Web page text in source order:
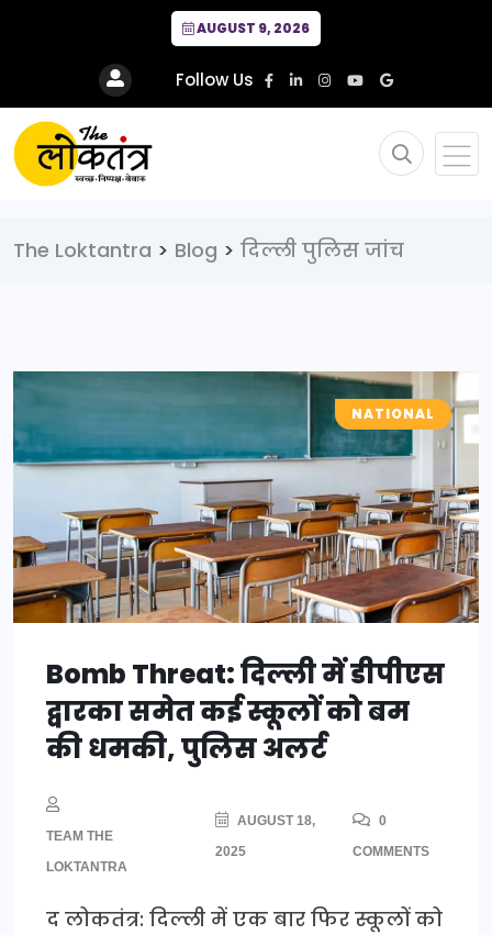
AUGUST 9, 2026
Follow Us
The Loktantra > Blog > दिल्ली पुलिस जांच
NATIONAL
Bomb Threat: दिल्ली में डीपीएस
द्वारका समेत कई स्कूलों को बम
की धमकी, पुलिस अलर्ट
TEAM THE
LOKTANTRA
AUGUST 18,
2025
0
COMMENTS
द लोकतंत्र: दिल्ली में एक बार फिर स्कूलों को